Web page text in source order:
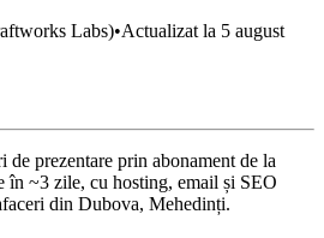
Labs)•Actualizat la 5 august
de prezentare prin abonament de la
în ~3 zile, cu hosting, email și SEO
din Dubova, Mehedinți.